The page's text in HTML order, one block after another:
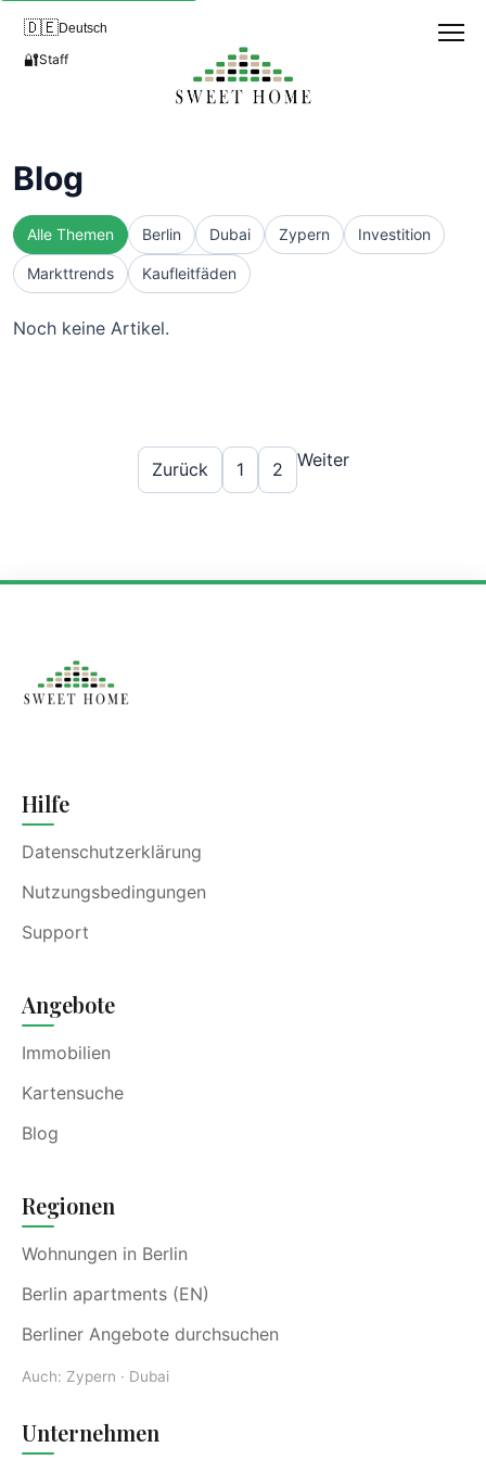
🇩🇪Deutsch
🔐Staff
Blog
Alle Themen Berlin Dubai Zypern Investition
Markttrends Kaufleitfäden
Noch keine Artikel.
Zurück 1 2 Weiter
Hilfe
Datenschutzerklärung
Nutzungsbedingungen
Support
Angebote
Immobilien
Kartensuche
Blog
Regionen
Wohnungen in Berlin
Berlin apartments (EN)
Berliner Angebote durchsuchen
Auch: Zypern · Dubai
Unternehmen